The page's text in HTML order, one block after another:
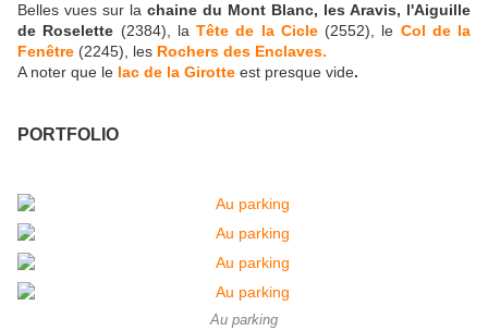
Belles vues sur la chaine du Mont Blanc, les Aravis, l'Aiguille
de Roselette (2384), la Tête de la Cicle(2552), le Col de la
Fenêtre (2245), les Rochers des Enclaves.
A noter que le lac de la Girotte est presque vide.
PORTFOLIO
Au parking